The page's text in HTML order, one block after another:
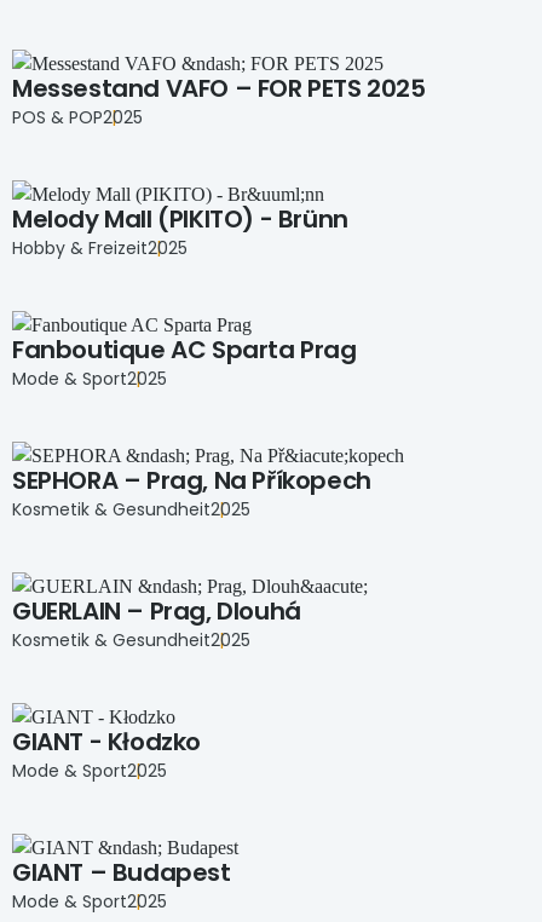
Messestand VAFO – FOR PETS 2025
POS & POP2025
Melody Mall (PIKITO) - Brünn
Hobby & Freizeit2025
Fanboutique AC Sparta Prag
Mode & Sport2025
SEPHORA – Prag, Na Příkopech
Kosmetik & Gesundheit2025
GUERLAIN – Prag, Dlouhá
Kosmetik & Gesundheit2025
GIANT - Kłodzko
Mode & Sport2025
GIANT – Budapest
Mode & Sport2025